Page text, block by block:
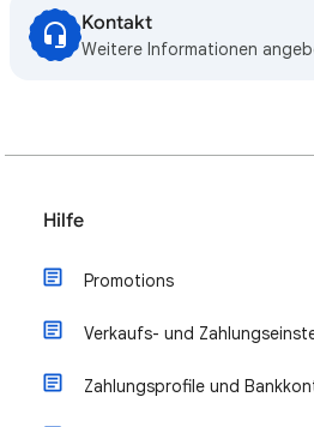
Kontakt
Weitere Informationen
Hilfe
Promotions
Verkaufs- und
Zahlungsprofile und